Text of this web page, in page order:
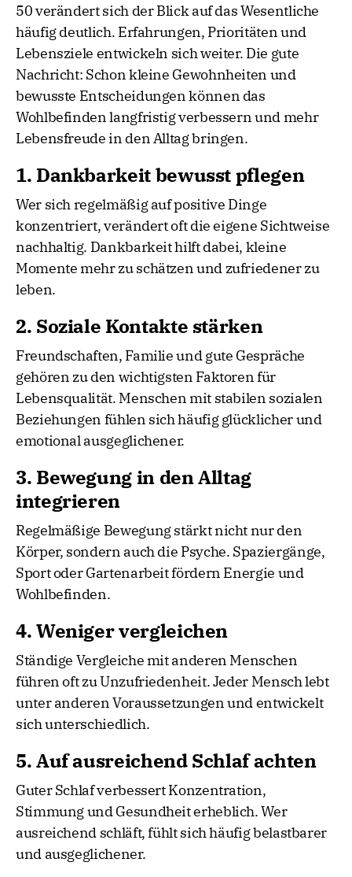
50 verändert sich der Blick auf das Wesentliche
häufig deutlich. Erfahrungen, Prioritäten und
Lebensziele entwickeln sich weiter. Die gute
Nachricht: Schon kleine Gewohnheiten und
bewusste Entscheidungen können das
Wohlbefinden langfristig verbessern und mehr
Lebensfreude in den Alltag bringen.
1. Dankbarkeit bewusst pflegen
Wer sich regelmäßig auf positive Dinge
konzentriert, verändert oft die eigene Sichtweise
nachhaltig. Dankbarkeit hilft dabei, kleine
Momente mehr zu schätzen und zufriedener zu
leben.
2. Soziale Kontakte stärken
Freundschaften, Familie und gute Gespräche
gehören zu den wichtigsten Faktoren für
Lebensqualität. Menschen mit stabilen sozialen
Beziehungen fühlen sich häufig glücklicher und
emotional ausgeglichener.
3. Bewegung in den Alltag
integrieren
Regelmäßige Bewegung stärkt nicht nur den
Körper, sondern auch die Psyche. Spaziergänge,
Sport oder Gartenarbeit fördern Energie und
Wohlbefinden.
4. Weniger vergleichen
Ständige Vergleiche mit anderen Menschen
führen oft zu Unzufriedenheit. Jeder Mensch lebt
unter anderen Voraussetzungen und entwickelt
sich unterschiedlich.
5. Auf ausreichend Schlaf achten
Guter Schlaf verbessert Konzentration,
Stimmung und Gesundheit erheblich. Wer
ausreichend schläft, fühlt sich häufig belastbarer
und ausgeglichener.